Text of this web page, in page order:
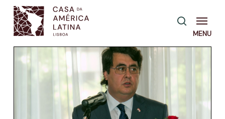
Skip
main
content
pesquisa
Menu